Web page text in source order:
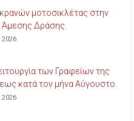
μοτοσικλέτας στην
Άμεσης Δράσης.
των Γραφείων της
κατά τον μήνα Αύγουστο.